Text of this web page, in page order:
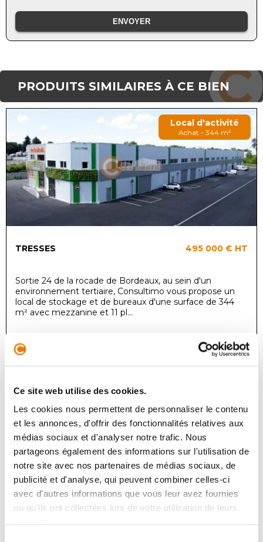
Ce site web utilise des cookies.
Les cookies nous permettent de personnaliser le contenu
et les annonces, d'offrir des fonctionnalités relatives aux
médias sociaux et d'analyser notre trafic. Nous
partageons également des informations sur l'utilisation de
notre site avec nos partenaires de médias sociaux, de
publicité et d'analyse, qui peuvent combiner celles-ci
avec d'autres informations que vous leur avez fournies
ou qu'ils ont collectées lors de votre utilisation de leurs
PRODUITS SIMILAIRES À CE BIEN
Local d'activité
Achat - 344 m²
TRESSES 495 000 € HT
Sortie 24 de la rocade de Bordeaux, au sein d'un
environnement tertiaire, Consultimo vous propose un
local de stockage et de bureaux d'une surface de 344
m² avec mezzanine et 11 pl...
Local d'activité
TRESSES 382 000 €HT
Sortie 24 de la rocade de Bordeaux, au sein d'un